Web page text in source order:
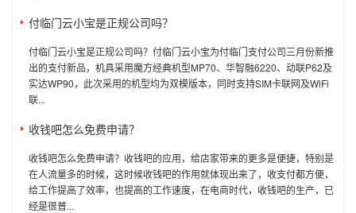
付临门云小宝是正规公司吗？
付临门云小宝是正规公司吗？付临门云小宝为付临门支付公司三月份新推
出的支付新品，机具采用魔方经典机型MP70、华智融6220、动联P62及
实达WP90，此次采用的机型均为双模版本，同时支持SIM卡联网及WiFi
联...
收钱吧怎么免费申请？
收钱吧怎么免费申请？收钱吧的应用，给店家带来的更多是便捷，特别是
在人流量多的时候，这时候收钱吧的作用就体现出来了，收支付都方便，
给工作提高了效率，也提高的工作速度，在电商时代，收钱吧的生产，已
经是很普...